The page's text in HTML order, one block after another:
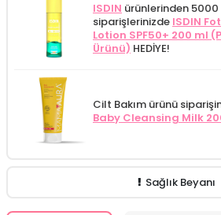
ISDIN ürünlerinden 5000
siparişlerinizde ISDIN
Lotion SPF50+ 200 ml
Ürünü) HEDİYE!
Cilt Bakım ürünü
Baby Cleansing Milk
Sağlık Beyanı